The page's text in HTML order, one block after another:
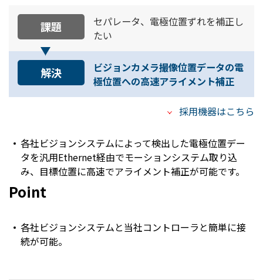
課題
セパレータ、電極位置ずれを補正し
たい
解決
ビジョンカメラ撮像位置データの電
極位置への高速アライメント補正
採用機器はこちら
各社ビジョンシステムによって検出した電極位置デー
タを汎用Ethernet経由でモーションシステム取り込
み、目標位置に高速でアライメント補正が可能です。
Point
各社ビジョンシステムと当社コントローラと簡単に接
続が可能。